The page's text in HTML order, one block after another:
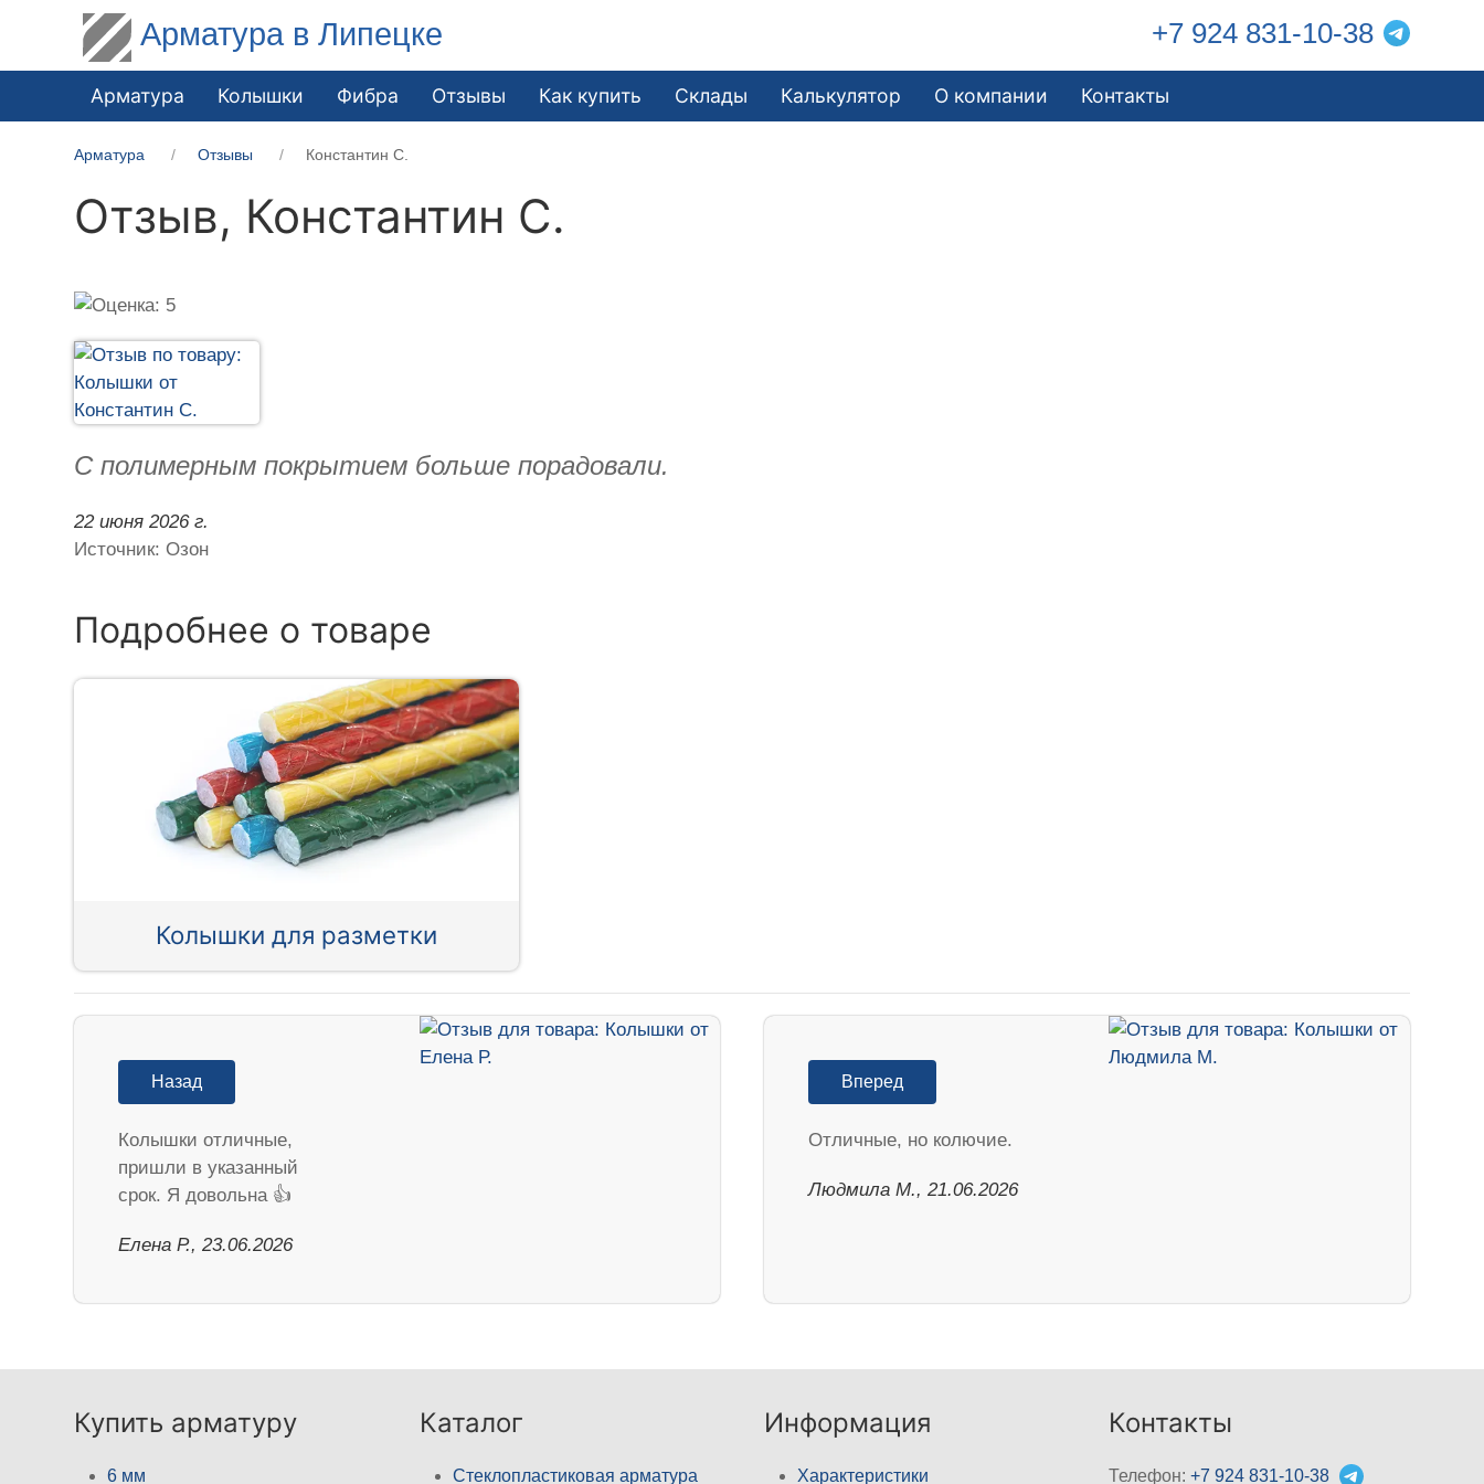
Арматура в Липецке +7 924 831-10-38
Арматура Колышки Фибра Отзывы Как купить Склады Калькулятор О компании Контакты
Арматура Отзывы Константин С.
Отзыв, Константин С.
С полимерным покрытием больше порадовали.
22 июня 2026 г.
Источник: Озон
Подробнее о товаре
Колышки для разметки
Назад
Колышки отличные,
пришли в указанный
срок. Я довольна 👍
Елена Р., 23.06.2026
Вперед
Отличные, но колючие.
Людмила М., 21.06.2026
Купить арматуру
6 мм
Каталог
Стеклопластиковая арматура
Информация
Характеристики
Контакты
Телефон:+7 924 831-10-38